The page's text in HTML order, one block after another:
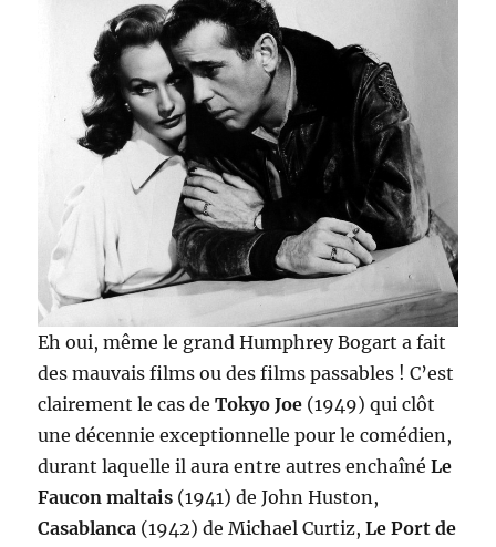
Eh oui, même le grand Humphrey Bogart a fait
des mauvais films ou des films passables ! C’est
clairement le cas deTokyo Joe (1949) qui clôt
une décennie exceptionnelle pour le comédien,
durant laquelle il aura entre autres enchaînéLe
Faucon maltais (1941) de John Huston,
Casablanca (1942) de Michael Curtiz,Le Port de